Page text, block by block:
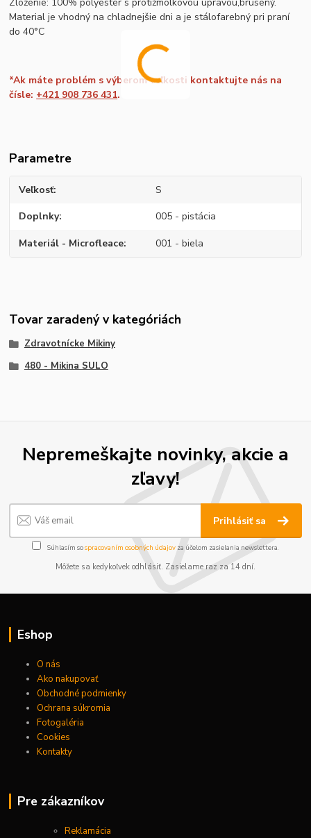
Material je vhodný na chladnejšie dni a je stálofarebný pri praní
do 40°C
*Ak máte problém s výberom veľkosti kontaktujte nás na
čísle: +421 908 736 431.
Parametre
Veľkosť S
Doplnky 005 - pistácia
Materiál - Microfleace 001 - biela
Tovar zaradený v kategóriách
Zdravotnícke Mikiny
480 - Mikina SULO
Nepremeškajte novinky, akcie a
zľavy!
Prihlásiť sa
Súhlasím sospracovaním osobných údajov za účelom zasielania newslettera.
Môžete sa kedykoľvek odhlásiť. Zasielame raz za 14 dní.
Eshop
O nás
Ako nakupovať
Obchodné podmienky
Ochrana súkromia
Fotogaléria
Cookies
Kontakty
Pre zákazníkov
Reklamácia